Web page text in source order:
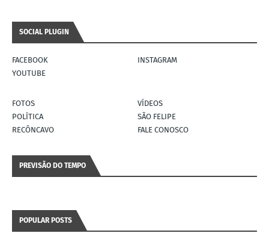
SOCIAL PLUGIN
FACEBOOK
INSTAGRAM
YOUTUBE
FOTOS
VÍDEOS
POLÍTICA
SÃO FELIPE
RECÔNCAVO
FALE CONOSCO
PREVISÃO DO TEMPO
POPULAR POSTS